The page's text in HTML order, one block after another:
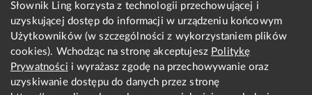
SŁOWNIK POLSKO-HISZPAŃSKI
SŁOWNIK POLSKO-NIEMIECKI
SŁOWNIK POLSKO-ROSYJSKI
SŁOWNIK ANGIELSKO-POLSKI
SŁOWNIK FRANCUSKO-POLSKI
SŁOWNIK WŁOSKO-POLSKI
SŁOWNIK HISZPAŃSKO-POLSKI
Słownik Ling korzysta z technologii przechowującej i
uzyskującej dostęp do informacji w urządzeniu końcowym
Użytkowników (w szczególności z wykorzystaniem plików
cookies). Wchodząc na stronę akceptujesz Politykę
Prywatności i wyrażasz zgodę na przechowywanie oraz
uzyskiwanie dostępu do danych przez stronę